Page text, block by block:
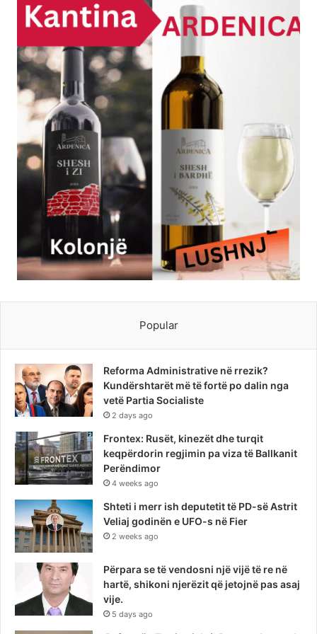
Popular
Reforma Administrative në rrezik?
Kundërshtarët më të fortë po dalin nga
vetë Partia Socialiste
2 days ago
Frontex: Rusët, kinezët dhe turqit
keqpërdorin regjimin pa viza të Ballkanit
Perëndimor
4 weeks ago
Shteti i merr ish deputetit të PD-së Astrit
Veliaj godinën e UFO-s në Fier
2 weeks ago
Përpara se të vendosni një vijë të re në
hartë, shikoni njerëzit që jetojnë pas asaj
vije.
5 days ago